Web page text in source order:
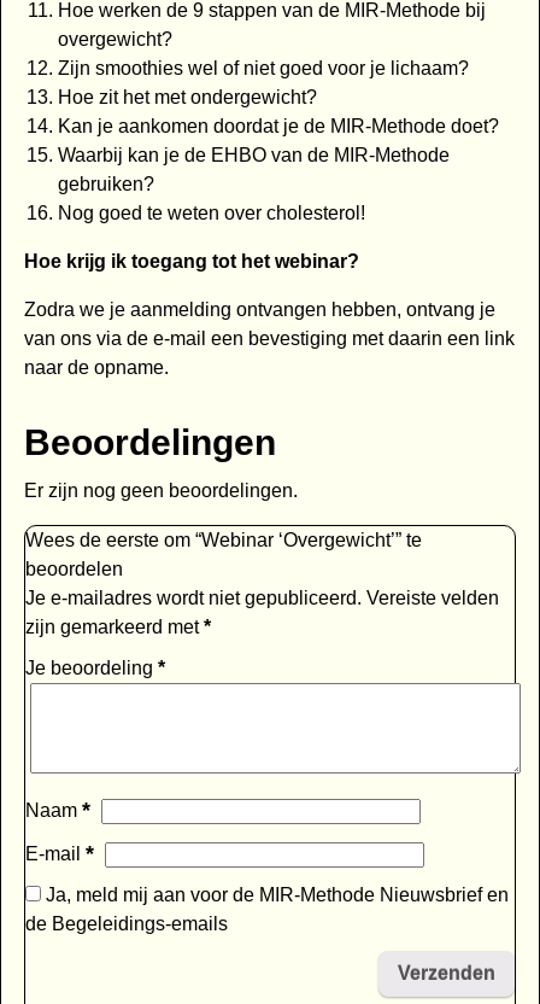
Hoe werken de 9 stappen van de MIR-Methode bij
overgewicht?
Zijn smoothies wel of niet goed voor je lichaam?
Hoe zit het met ondergewicht?
Kan je aankomen doordat je de MIR-Methode doet?
Waarbij kan je de EHBO van de MIR-Methode
gebruiken?
Nog goed te weten over cholesterol!
Hoe krijg ik toegang tot het webinar?
Zodra we je aanmelding ontvangen hebben, ontvang je
van ons via de e-mail een bevestiging met daarin een link
naar de opname.
Beoordelingen
Er zijn nog geen beoordelingen.
Wees de eerste om “Webinar ‘Overgewicht’” te
beoordelen
Je e-mailadres wordt niet gepubliceerd. Vereiste velden
zijn gemarkeerd met*
Je beoordeling *
Naam *
E-mail *
Ja, meld mij aan voor de MIR-Methode Nieuwsbrief en
de Begeleidings-emails